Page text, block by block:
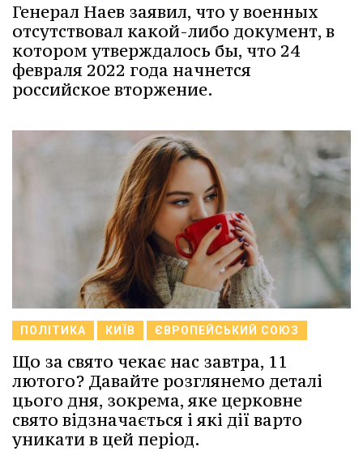
Генерал Наев заявил, что у военных
отсутствовал какой-либо документ, в
котором утверждалось бы, что 24
февраля 2022 года начнется
российское вторжение.
ПОЛІТИКА КИЇВ ЄВРОПЕЙСЬКИЙ СОЮЗ
Що за свято чекає нас завтра, 11
лютого? Давайте розглянемо деталі
цього дня, зокрема, яке церковне
свято відзначається і які дії варто
уникати в цей період.